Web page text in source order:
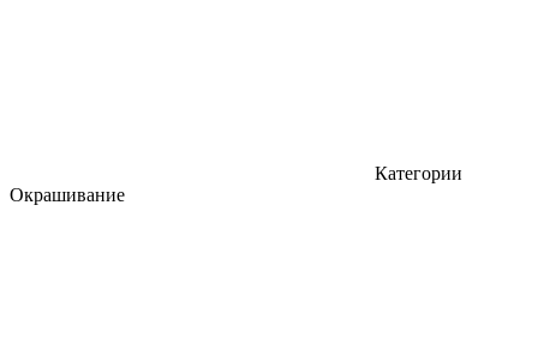
Категории
Окрашивание